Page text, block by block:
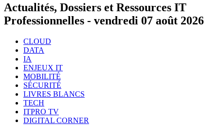
Actualités, Dossiers et Ressources IT
Professionnelles - vendredi 07 août 2026
CLOUD
DATA
IA
ENJEUX IT
MOBILITÉ
SÉCURITÉ
LIVRES BLANCS
TECH
ITPRO TV
DIGITAL CORNER